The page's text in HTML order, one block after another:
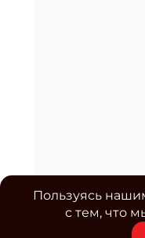
Пользуясь
с тем, что